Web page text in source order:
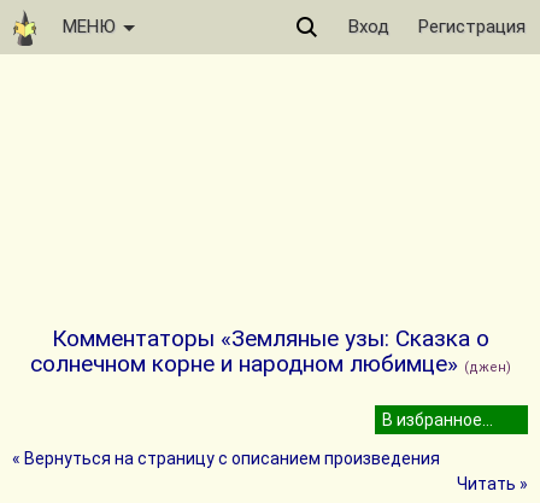
МЕНЮ Вход Регистрация
Комментаторы «Земляные узы: Сказка о
солнечном корне и народном любимце» (джен)
« Вернуться на страницу с описанием произведения
Читать »